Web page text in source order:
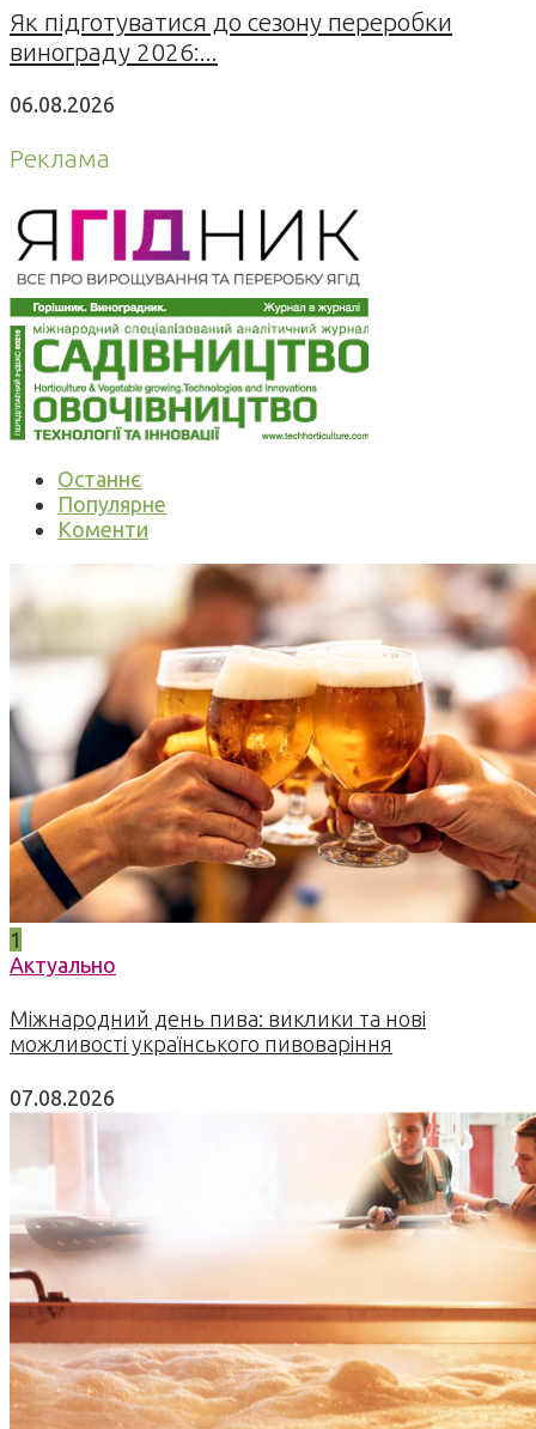
Як підготуватися до сезону переробки
винограду 2026:...
06.08.2026
Реклама
Останнє
Популярне
Коменти
1
Актуально
Міжнародний день пива: виклики та нові
можливості українського пивоваріння
07.08.2026